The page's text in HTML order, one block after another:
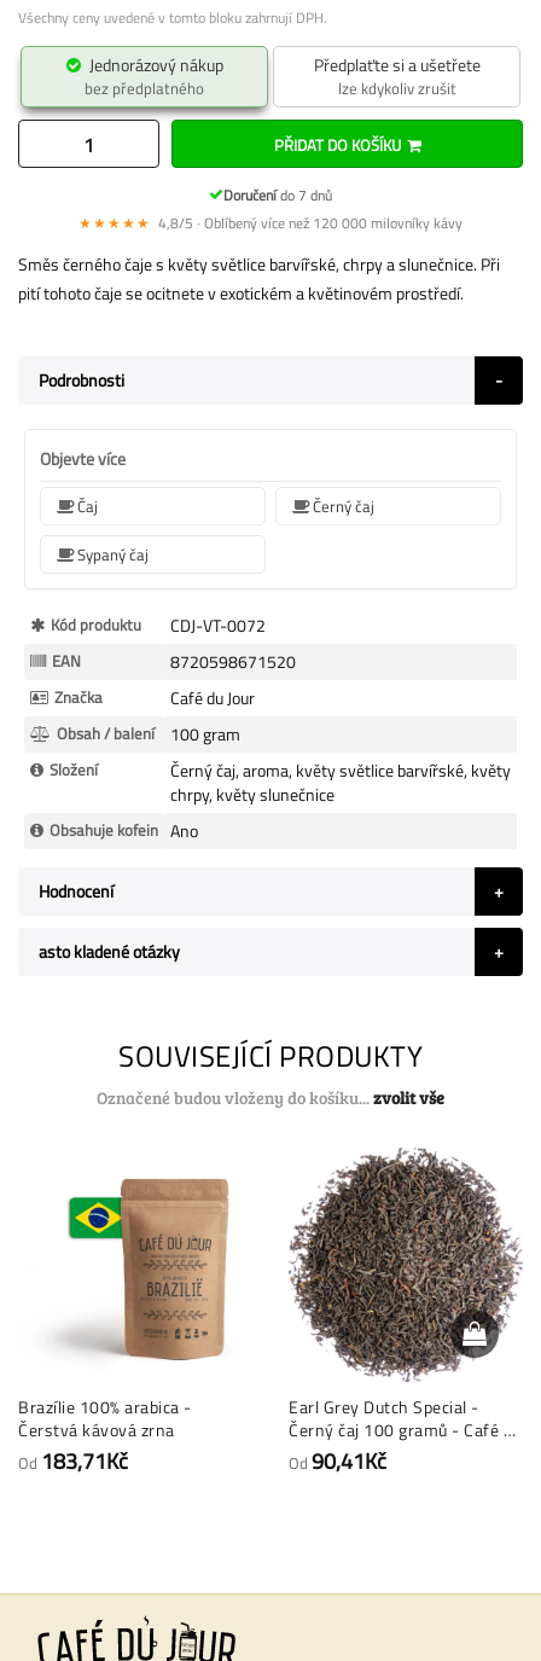
Všechny ceny uvedené v tomto bloku zahrnují DPH.
Jednorázový nákup
bez předplatného
Předplaťte si a ušetřete
lze kdykoliv zrušit
PŘIDAT DO KOŠÍKU
Doručenído 7 dnů
★★★★★ 4,8/5 · Oblíbený více než 120 000 milovníky kávy
Směs černého čaje s květy světlice barvířské, chrpy a slunečnice. Při
pití tohoto čaje se ocitnete v exotickém a květinovém prostředí.
Podrobnosti
Objevte více
Čaj
Černý čaj
Sypaný čaj
Více
informací
Kód produktu CDJ-VT-0072
EAN 8720598671520
Značka Café du Jour
Obsah / balení 100 gram
Složení
Černý čaj, aroma, květy světlice barvířské, květy
chrpy, květy slunečnice
Obsahuje kofein Ano
Hodnocení
asto kladené otázky
SOUVISEJÍCÍ PRODUKTY
Označené budou vloženy do košíku...zvolit vše
Brazílie 100% arabica -
Čerstvá kávová zrna
Od 183,71Kč
Earl Grey Dutch Special -
Černý čaj 100 gramů - Café du
Jour sypaný čaj
Od 90,41Kč